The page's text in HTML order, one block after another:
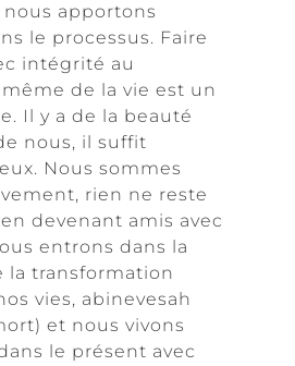
apportons
le processus. Faire
intégrité au
de la vie est un
Il y a de la beauté
nous, il suffit
Nous sommes
rien ne reste
devenant amis avec
entrons dans la
la transformation
vies, abinevesah
et nous vivons
le présent avec